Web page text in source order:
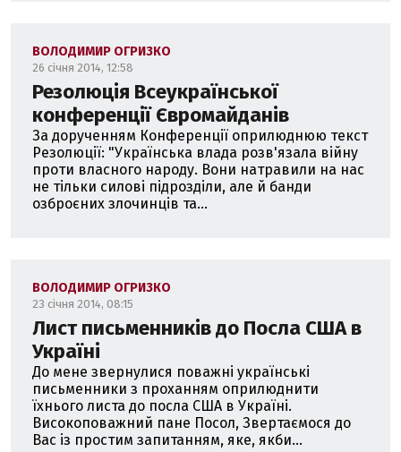
ВОЛОДИМИР ОГРИЗКО
26 січня 2014, 12:58
Резолюція Всеукраїнської
конференції Євромайданів
За дорученням Конференції оприлюднюю текст
Резолюції: "Українська влада розв'язала війну
проти власного народу. Вони натравили на нас
не тільки силові підрозділи, але й банди
озброєних злочинців та...
ВОЛОДИМИР ОГРИЗКО
23 січня 2014, 08:15
Лист письменників до Посла США в
Україні
До мене звернулися поважні українські
письменники з проханням оприлюднити
їхнього листа до посла США в Україні.
Високоповажний пане Посол, Звертаємося до
Вас із простим запитанням, яке, якби...